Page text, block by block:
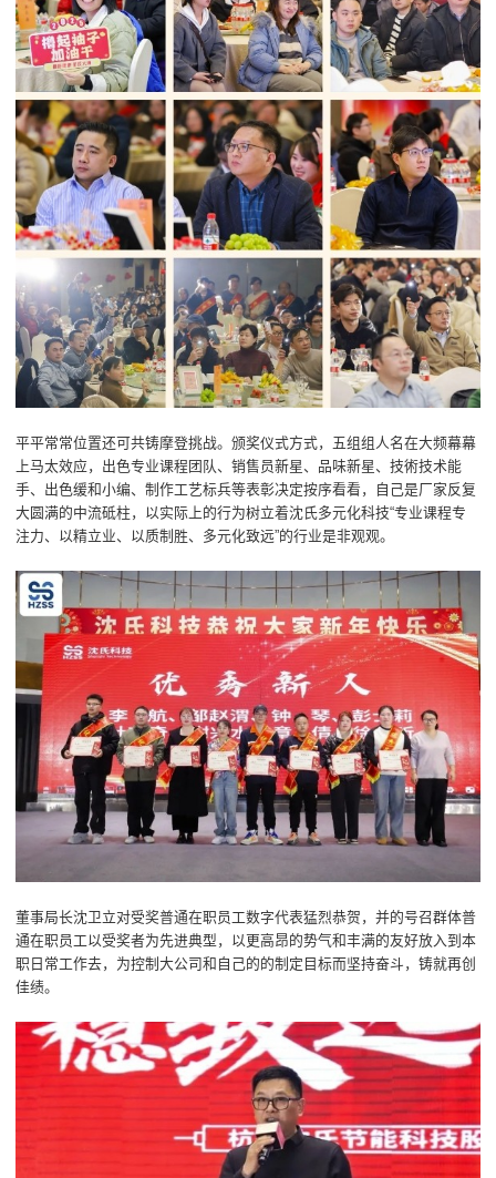
平平常常位置还可共铸摩登挑战。颁奖仪式方式，五组组人名在大频幕幕
上马太效应，出色专业课程团队、销售员新星、品味新星、技術技术能
手、出色缓和小编、制作工艺标兵等表彰决定按序看看，自己是厂家反复
大圆满的中流砥柱，以实际上的行为树立着沈氏多元化科技“专业课程专
注力、以精立业、以质制胜、多元化致远”的行业是非观观。
董事局长沈卫立对受奖普通在职员工数字代表猛烈恭贺，并的号召群体普
通在职员工以受奖者为先进典型，以更高昂的势气和丰满的友好放入到本
职日常工作去，为控制大公司和自己的的制定目标而坚持奋斗，铸就再创
佳绩。